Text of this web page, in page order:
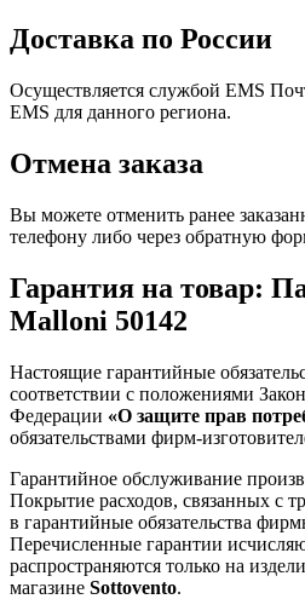
Доставка по России
Осуществляется службой EMS
EMS для данного региона.
Отмена заказа
Вы можете отменить ранее
телефону либо через обратную
Гарантия на товар:
Malloni 50142
Настоящие гарантийные
соответствии с положениями
Федерации «О защите прав
обязательствами фирм-
Гарантийное обслуживание
Покрытие расходов, связанных с
в гарантийные обязательства
Перечисленные гарантии
распространяются только на
магазине Sottovento.